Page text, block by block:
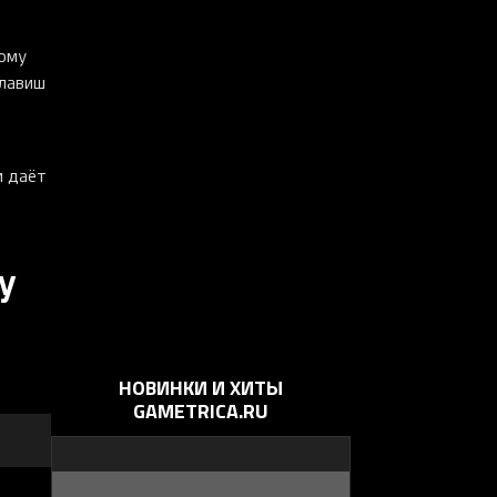
даёт
НОВИНКИ И ХИТЫ
GAMETRICA.RU